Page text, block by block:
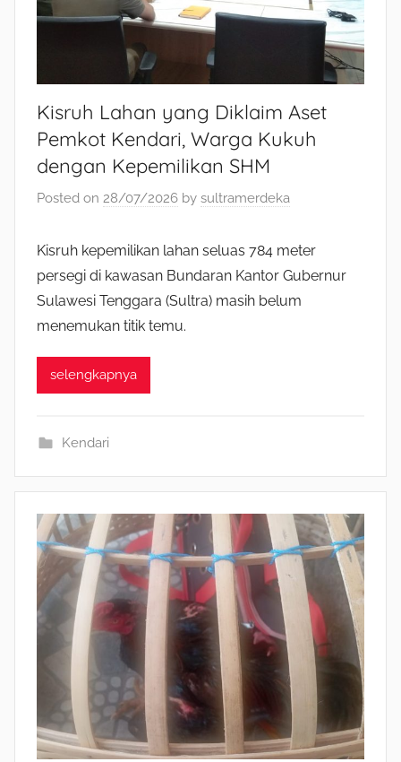
Kisruh Lahan yang Diklaim Aset
Pemkot Kendari, Warga Kukuh
dengan Kepemilikan SHM
Posted on 28/07/2026 by sultramerdeka
Kisruh kepemilikan lahan seluas 784 meter
persegi di kawasan Bundaran Kantor Gubernur
Sulawesi Tenggara (Sultra) masih belum
menemukan titik temu.
selengkapnya
Kendari